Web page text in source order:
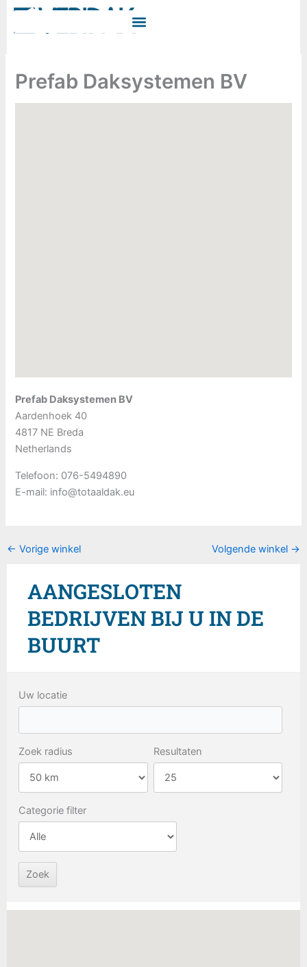
Prefab Daksystemen BV
Prefab Daksystemen BV
Aardenhoek 40
4817 NE Breda
Netherlands
Telefoon: 076-5494890
E-mail: info@totaaldak.eu
← Vorige winkel Volgende winkel →
AANGESLOTEN
BEDRIJVEN BIJ U IN DE
BUURT
Uw locatie
Zoek radius Resultaten
Categorie filter